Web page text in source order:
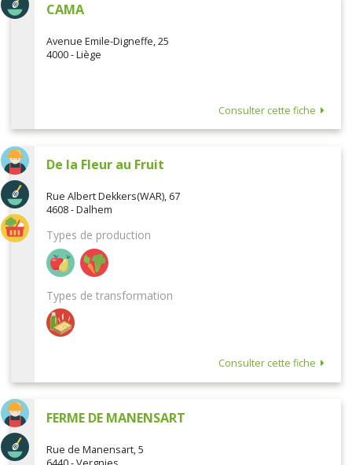
CAMA
Avenue Emile-Digneffe, 25
4000 - Liège
Consulter cette fiche
De la Fleur au Fruit
Rue Albert Dekkers(WAR), 67
4608 - Dalhem
Types de production
Types de transformation
Consulter cette fiche
FERME DE MANENSART
Rue de Manensart, 5